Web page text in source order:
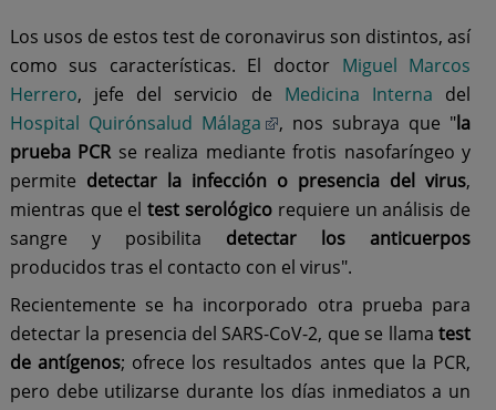
Los usos de estos test de coronavirus son distintos, así
como sus características. El doctor Miguel Marcos
Herrero, jefe del servicio de Medicina Interna del
Hospital Quirónsalud Málaga
, nos subraya que "la
prueba PCRse realiza mediante frotis nasofaríngeo y
permite detectar la infección o presencia del virus,
mientras que eltest serológico requiere un análisis de
sangre y posibilita detectar los anticuerpos
producidos tras el contacto con el virus".
Recientemente se ha incorporado otra prueba para
detectar la presencia del SARS-CoV-2, que se llamatest
de antígenos; ofrece los resultados antes que la PCR,
pero debe utilizarse durante los días inmediatos a un